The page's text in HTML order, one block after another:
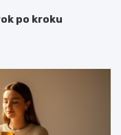
po kroku